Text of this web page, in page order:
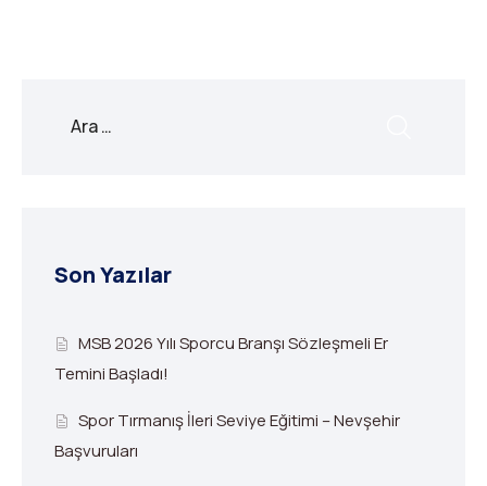
Son Yazılar
MSB 2026 Yılı Sporcu Branşı Sözleşmeli Er
Temini Başladı!
Spor Tırmanış İleri Seviye Eğitimi – Nevşehir
Başvuruları